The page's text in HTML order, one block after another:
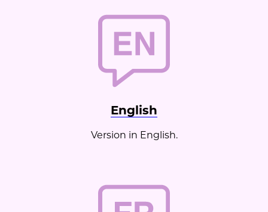
Chirurgie Esthétique
Témoignages
English
Version in English.